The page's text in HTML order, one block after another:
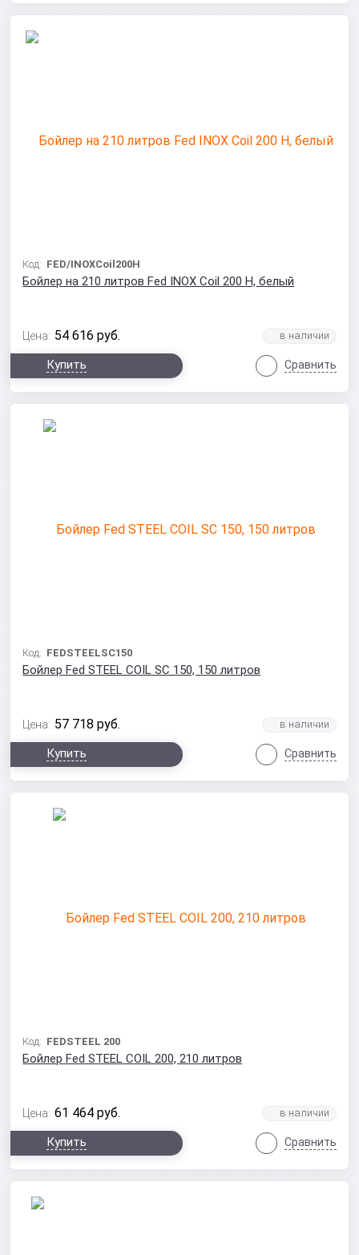
Код: FED/INOXCoil200Н
Бойлер на 210 литров Fed INOX Coil 200 Н, белый
Цена: 54 616 руб.
Купить Сравнить
Код: FEDSTEELSC150
Бойлер Fed STEEL COIL SC 150, 150 литров
Цена: 57 718 руб.
Купить Сравнить
Код: FEDSTEEL 200
Бойлер Fed STEEL COIL 200, 210 литров
Цена: 61 464 руб.
Купить Сравнить